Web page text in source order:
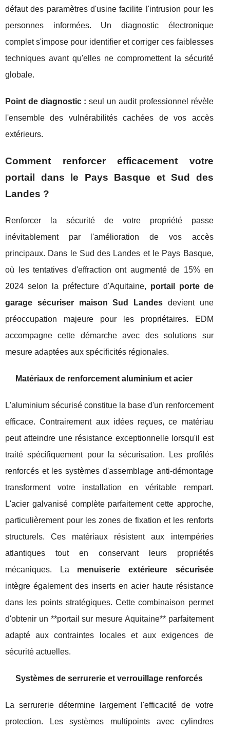
défaut des paramètres d'usine facilite l'intrusion pour les
personnes informées. Un diagnostic électronique
complet s'impose pour identifier et corriger ces faiblesses
techniques avant qu'elles ne compromettent la sécurité
globale.
Point de diagnostic : seul un audit professionnel révèle
l'ensemble des vulnérabilités cachées de vos accès
extérieurs.
Comment renforcer efficacement votre
portail dans le Pays Basque et Sud des
Landes ?
Renforcer la sécurité de votre propriété passe
inévitablement par l'amélioration de vos accès
principaux. Dans le Sud des Landes et le Pays Basque,
où les tentatives d'effraction ont augmenté de 15% en
2024 selon la préfecture d'Aquitaine, portail porte de
garage sécuriser maison Sud Landes devient une
préoccupation majeure pour les propriétaires. EDM
accompagne cette démarche avec des solutions sur
mesure adaptées aux spécificités régionales.
Matériaux de renforcement aluminium et acier
L'aluminium sécurisé constitue la base d'un renforcement
efficace. Contrairement aux idées reçues, ce matériau
peut atteindre une résistance exceptionnelle lorsqu'il est
traité spécifiquement pour la sécurisation. Les profilés
renforcés et les systèmes d'assemblage anti-démontage
transforment votre installation en véritable rempart.
L'acier galvanisé complète parfaitement cette approche,
particulièrement pour les zones de fixation et les renforts
structurels. Ces matériaux résistent aux intempéries
atlantiques tout en conservant leurs propriétés
mécaniques. La menuiserie extérieure sécurisée
intègre également des inserts en acier haute résistance
dans les points stratégiques. Cette combinaison permet
d'obtenir un **portail sur mesure Aquitaine** parfaitement
adapté aux contraintes locales et aux exigences de
sécurité actuelles.
Systèmes de serrurerie et verrouillage renforcés
La serrurerie détermine largement l'efficacité de votre
protection. Les systèmes multipoints avec cylindres